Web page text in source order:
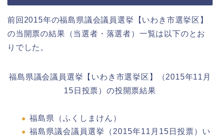
前回2015年の福島県議会議員選挙【いわき市選挙区】
の当開票の結果（当選者・落選者）一覧は以下のとお
りでした。
福島県議会議員選挙【いわき市選挙区】（2015年11月
15日投票）の投開票結果
福島県（ふくしまけん）
福島県議会議員選挙（2015年11月15日投票）い